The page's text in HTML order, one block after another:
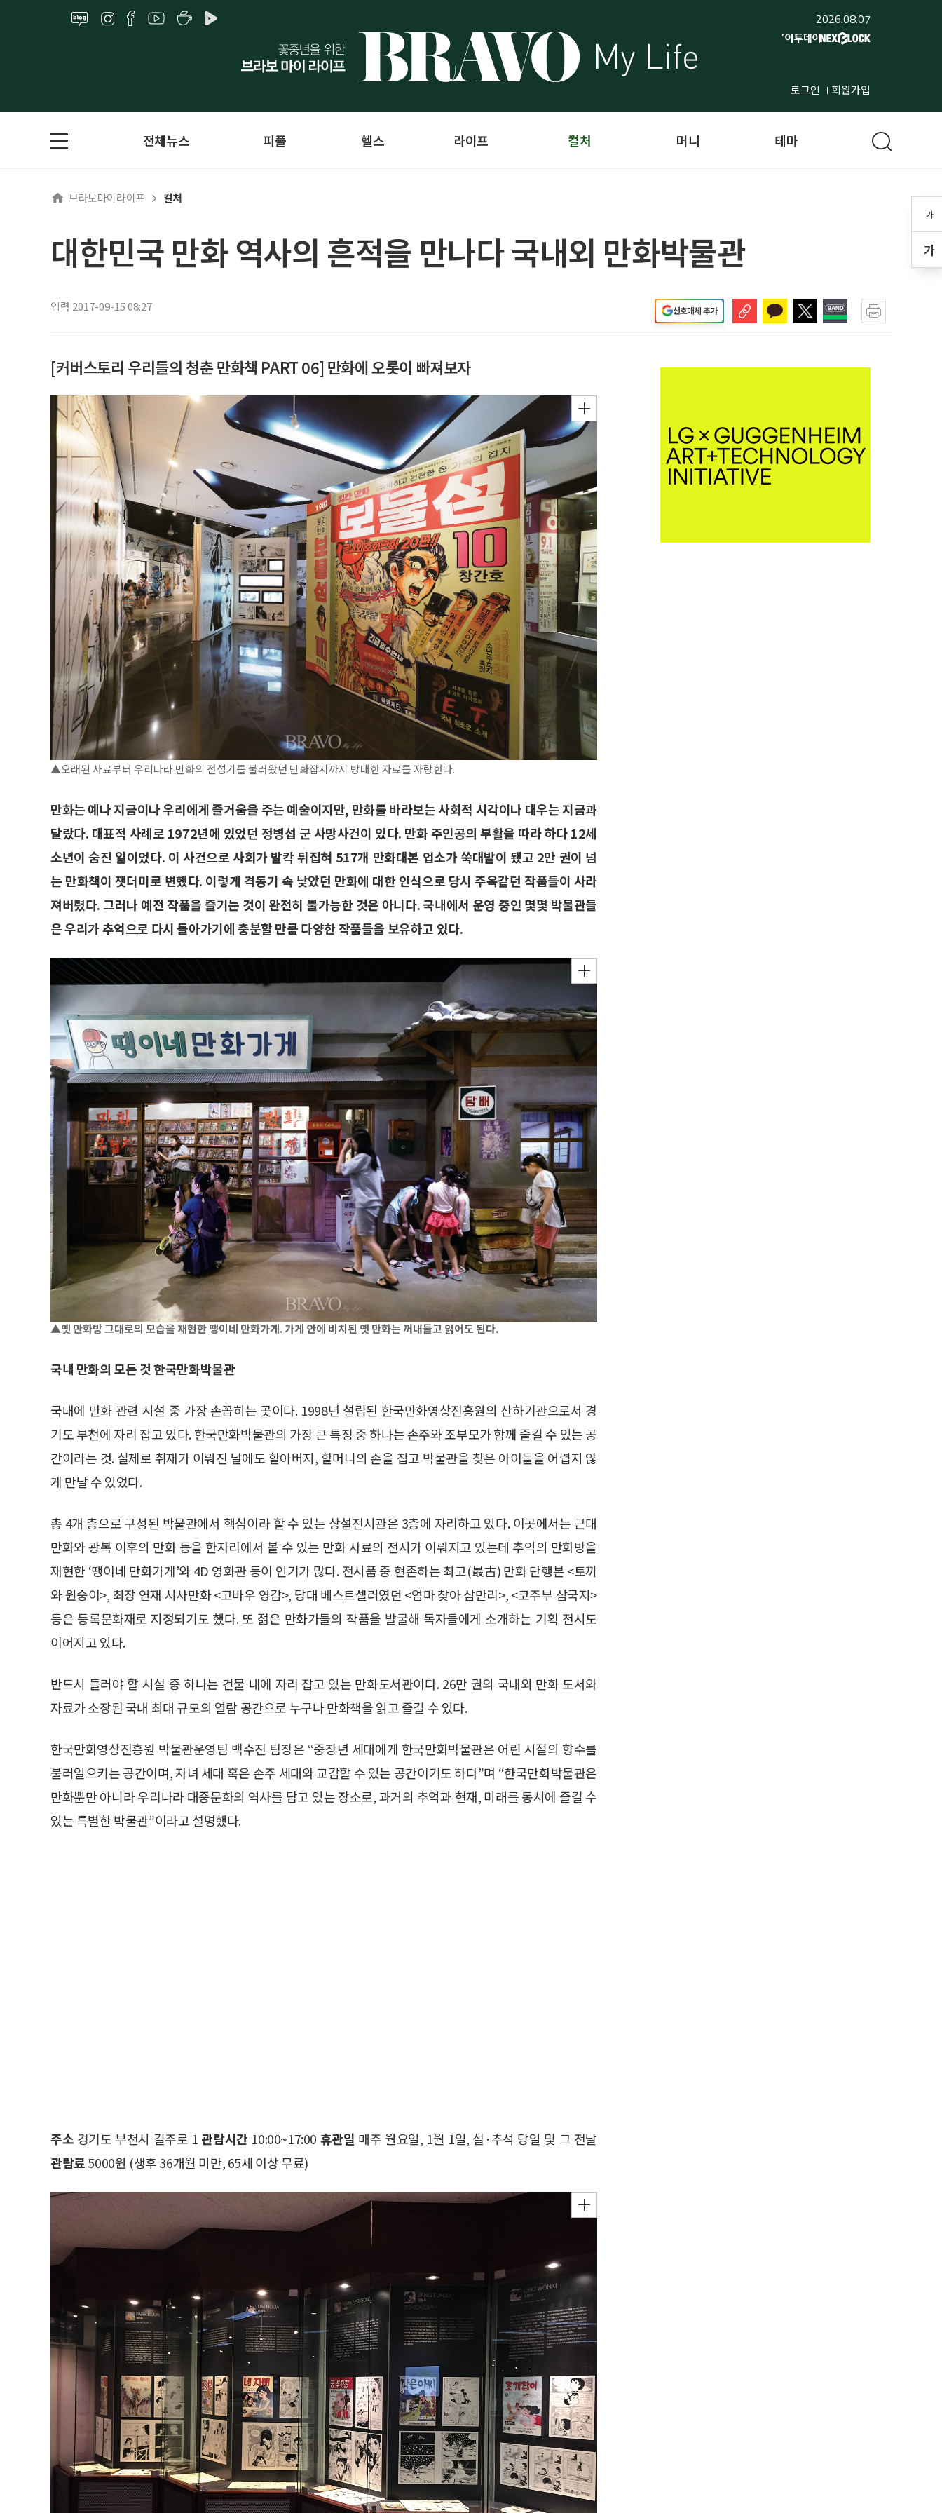
2026.08.07
로그인 회원가입
가
가
전체뉴스 피플 헬스 라이프 컬처 머니 테마
브라보마이라이프 컬처
대한민국 만화 역사의 흔적을 만나다 국내외 만화박물관
입력 2017-09-15 08:27 선호매체 추가
[커버스토리 우리들의 청춘 만화책 PART 06] 만화에 오롯이 빠져보자
▲오래된 사료부터 우리나라 만화의 전성기를 불러왔던 만화잡지까지 방대한 자료를 자랑한다.
만화는 예나 지금이나 우리에게 즐거움을 주는 예술이지만, 만화를 바라보는 사회적 시각이나 대우는 지금과
달랐다. 대표적 사례로 1972년에 있었던 정병섭 군 사망사건이 있다. 만화 주인공의 부활을 따라 하다 12세
소년이 숨진 일이었다. 이 사건으로 사회가 발칵 뒤집혀 517개 만화대본 업소가 쑥대밭이 됐고 2만 권이 넘
는 만화책이 잿더미로 변했다. 이렇게 격동기 속 낮았던 만화에 대한 인식으로 당시 주옥같던 작품들이 사라
져버렸다. 그러나 예전 작품을 즐기는 것이 완전히 불가능한 것은 아니다. 국내에서 운영 중인 몇몇 박물관들
은 우리가 추억으로 다시 돌아가기에 충분할 만큼 다양한 작품들을 보유하고 있다.
▲옛 만화방 그대로의 모습을 재현한 땡이네 만화가게. 가게 안에 비치된 옛 만화는 꺼내들고 읽어도 된다.
국내 만화의 모든 것 한국만화박물관
국내에 만화 관련 시설 중 가장 손꼽히는 곳이다. 1998년 설립된 한국만화영상진흥원의 산하기관으로서 경
기도 부천에 자리 잡고 있다. 한국만화박물관의 가장 큰 특징 중 하나는 손주와 조부모가 함께 즐길 수 있는 공
간이라는 것. 실제로 취재가 이뤄진 날에도 할아버지, 할머니의 손을 잡고 박물관을 찾은 아이들을 어렵지 않
게 만날 수 있었다.
총 4개 층으로 구성된 박물관에서 핵심이라 할 수 있는 상설전시관은 3층에 자리하고 있다. 이곳에서는 근대
만화와 광복 이후의 만화 등을 한자리에서 볼 수 있는 만화 사료의 전시가 이뤄지고 있는데 추억의 만화방을
재현한 ‘땡이네 만화가게’와 4D 영화관 등이 인기가 많다. 전시품 중 현존하는 최고(最古) 만화 단행본 <토끼
와 원숭이>, 최장 연재 시사만화 <고바우 영감>, 당대 베스트셀러였던 <엄마 찾아 삼만리>, <코주부 삼국지>
등은 등록문화재로 지정되기도 했다. 또 젊은 만화가들의 작품을 발굴해 독자들에게 소개하는 기획 전시도
이어지고 있다.
반드시 들러야 할 시설 중 하나는 건물 내에 자리 잡고 있는 만화도서관이다. 26만 권의 국내외 만화 도서와
자료가 소장된 국내 최대 규모의 열람 공간으로 누구나 만화책을 읽고 즐길 수 있다.
한국만화영상진흥원 박물관운영팀 백수진 팀장은 “중장년 세대에게 한국만화박물관은 어린 시절의 향수를
불러일으키는 공간이며, 자녀 세대 혹은 손주 세대와 교감할 수 있는 공간이기도 하다”며 “한국만화박물관은
만화뿐만 아니라 우리나라 대중문화의 역사를 담고 있는 장소로, 과거의 추억과 현재, 미래를 동시에 즐길 수
있는 특별한 박물관”이라고 설명했다.
주소 경기도 부천시 길주로 1 관람시간 10:00~17:00 휴관일 매주 월요일, 1월 1일, 설·추석 당일 및 그 전날
관람료5000원 (생후 36개월 미만, 65세 이상 무료)